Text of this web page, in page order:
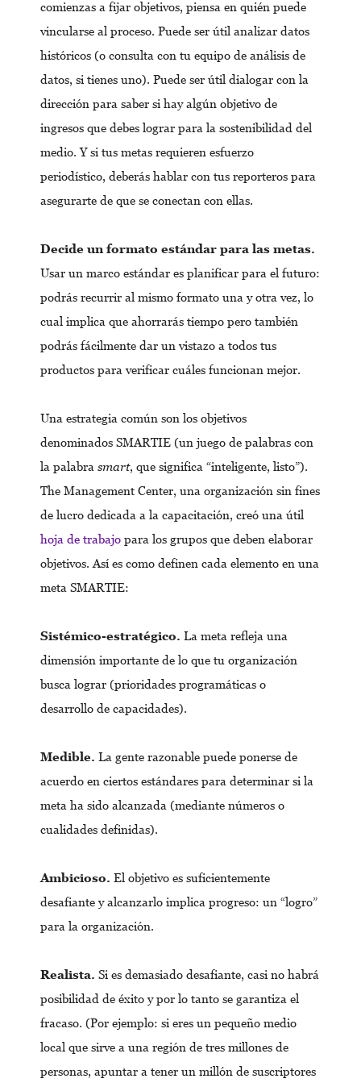
comienzas a fijar objetivos, piensa en quién puede
vincularse al proceso. Puede ser útil analizar datos
históricos (o consulta con tu equipo de análisis de
datos, si tienes uno). Puede ser útil dialogar con la
dirección para saber si hay algún objetivo de
ingresos que debes lograr para la sostenibilidad del
medio. Y si tus metas requieren esfuerzo
periodístico, deberás hablar con tus reporteros para
asegurarte de que se conectan con ellas.
Decide un formato estándar para las metas.
Usar un marco estándar es planificar para el futuro:
podrás recurrir al mismo formato una y otra vez, lo
cual implica que ahorrarás tiempo pero también
podrás fácilmente dar un vistazo a todos tus
productos para verificar cuáles funcionan mejor.
Una estrategia común son los objetivos
denominados SMARTIE (un juego de palabras con
la palabra smart, que significa “inteligente, listo”).
The Management Center, una organización sin fines
de lucro dedicada a la capacitación, creó una útil
hoja de trabajo para los grupos que deben elaborar
objetivos. Así es como definen cada elemento en una
meta SMARTIE:
Sistémico-estratégico. La meta refleja una
dimensión importante de lo que tu organización
busca lograr (prioridades programáticas o
desarrollo de capacidades).
Medible. La gente razonable puede ponerse de
acuerdo en ciertos estándares para determinar si la
meta ha sido alcanzada (mediante números o
cualidades definidas).
Ambicioso. El objetivo es suficientemente
desafiante y alcanzarlo implica progreso: un “logro”
para la organización.
Realista. Si es demasiado desafiante, casi no habrá
posibilidad de éxito y por lo tanto se garantiza el
fracaso. (Por ejemplo: si eres un pequeño medio
local que sirve a una región de tres millones de
personas, apuntar a tener un millón de suscriptores